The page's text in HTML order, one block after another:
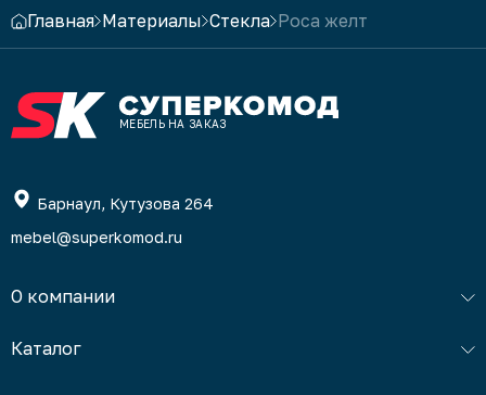
Главная Материалы Стекла Роса желт
МЕБЕЛЬ НА ЗАКАЗ
Барнаул, Кутузова 264
mebel@superkomod.ru
О компании
Каталог